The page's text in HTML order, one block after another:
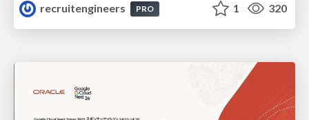
recruitengineers
PRO 1 320